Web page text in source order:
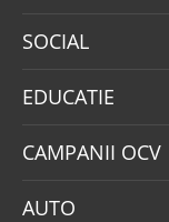
SOCIAL
EDUCATIE
CAMPANII OCV
AUTO